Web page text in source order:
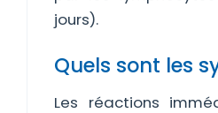
jours).
Quels sont les
Les réactions